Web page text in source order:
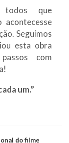
todos que
acontecesse
Seguimos
esta obra
com
um.”
do filme